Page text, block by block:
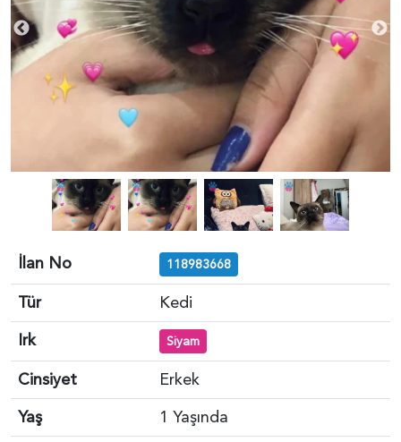
İlan No 118983668
Tür
Kedi
Irk
Siyam
Cinsiyet
Erkek
Yaş
1 Yaşında